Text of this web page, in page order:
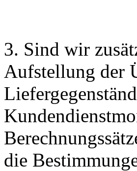
3. Sind wir
Aufstellung der
die